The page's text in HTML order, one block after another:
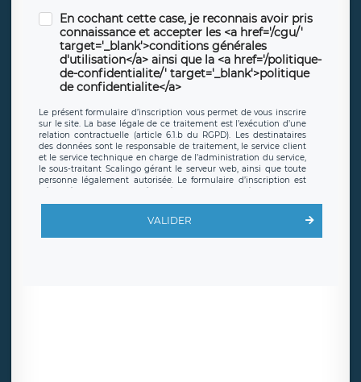
En cochant cette case, je reconnais avoir pris
connaissance et accepter les <a href='/cgu/'
target='_blank'>conditions générales
d'utilisation</a> ainsi que la <a href='/politique-
de-confidentialite/' target='_blank'>politique
de confidentialite</a>
Le présent formulaire d’inscription vous permet de vous inscrire
sur le site. La base légale de ce traitement est l’exécution d’une
relation contractuelle (article 6.1.b du RGPD). Les destinataires
des données sont le responsable de traitement, le service client
et le service technique en charge de l’administration du service,
le sous-traitant Scalingo gérant le serveur web, ainsi que toute
personne légalement autorisée. Le formulaire d’inscription est
hébergé sur un serveur hébergé par Scalingo, basé en France et
offrant desclauses de protection conformes au RGPD. Les
en sollicite la suppression, étant entendu que vous pouvez
demander la suppression de vos données et retirer votre
VALIDER